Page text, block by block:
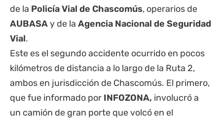
de la Policía Vial de Chascomús, operarios de
AUBASAy de la Agencia Nacional de Seguridad
Vial.
Este es el segundo accidente ocurrido en pocos
kilómetros de distancia a lo largo de la Ruta 2,
ambos en jurisdicción de Chascomús. El primero,
que fue informado por INFOZONA, involucró a
un camión de gran porte que volcó en el